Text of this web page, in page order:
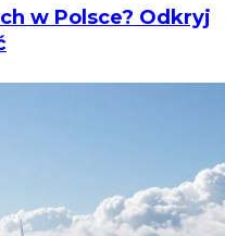
w Polsce? Odkryj